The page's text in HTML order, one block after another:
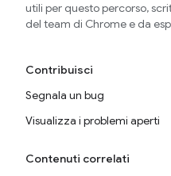
utili per questo percorso,
del team di Chrome e da
Contribuisci
Segnala un bug
Visualizza i problemi aperti
Contenuti correlati